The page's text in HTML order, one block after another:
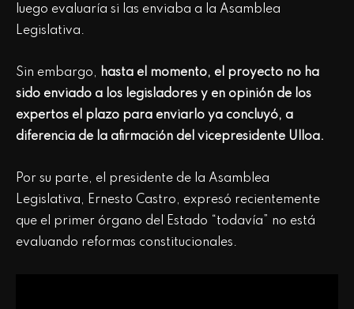
luego evaluaría si las enviaba a la Asamblea
Legislativa.
Sin embargo, hasta el momento, el proyecto no ha
sido enviado a los legisladores y en opinión de los
expertos el plazo para enviarlo ya concluyó, a
diferencia de la afirmación del vicepresidente Ulloa.
Por su parte, el presidente de la Asamblea
Legislativa, Ernesto Castro, expresó recientemente
que el primer órgano del Estado “todavía” no está
evaluando reformas constitucionales.